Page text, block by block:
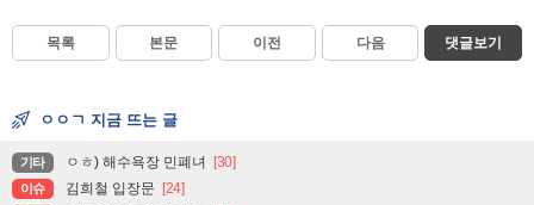
목록 본문 이전 다음 댓글보기
ㅇㅇㄱ 지금 뜨는 글
기타 ㅇㅎ) 해수욕장 민폐녀 [30]
이슈 김희철 입장문 [24]